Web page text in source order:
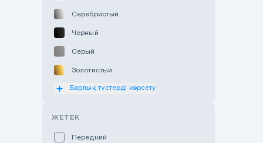
Серебристый
Черный
Серый
Золотистый
Оранжевый
Барлық түстерді көрсету
ЖЕТЕК
Передний